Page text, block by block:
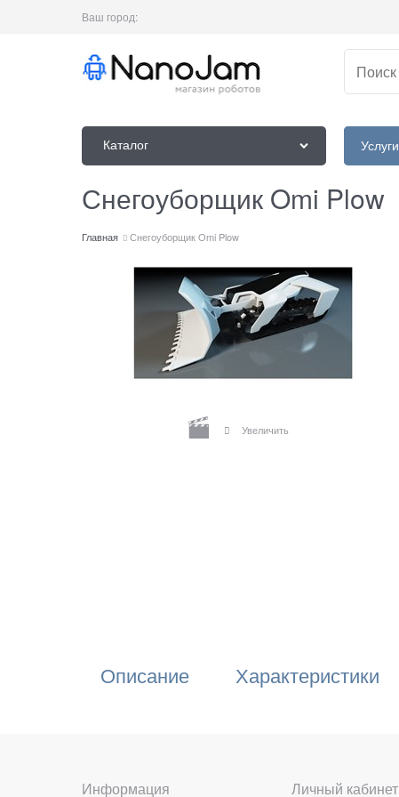
Ваш город:
Каталог Услуги
Снегоуборщик Omi Plow
Главная Снегоуборщик Omi Plow
Увеличить
Описание Характеристики
Информация Личный кабинет